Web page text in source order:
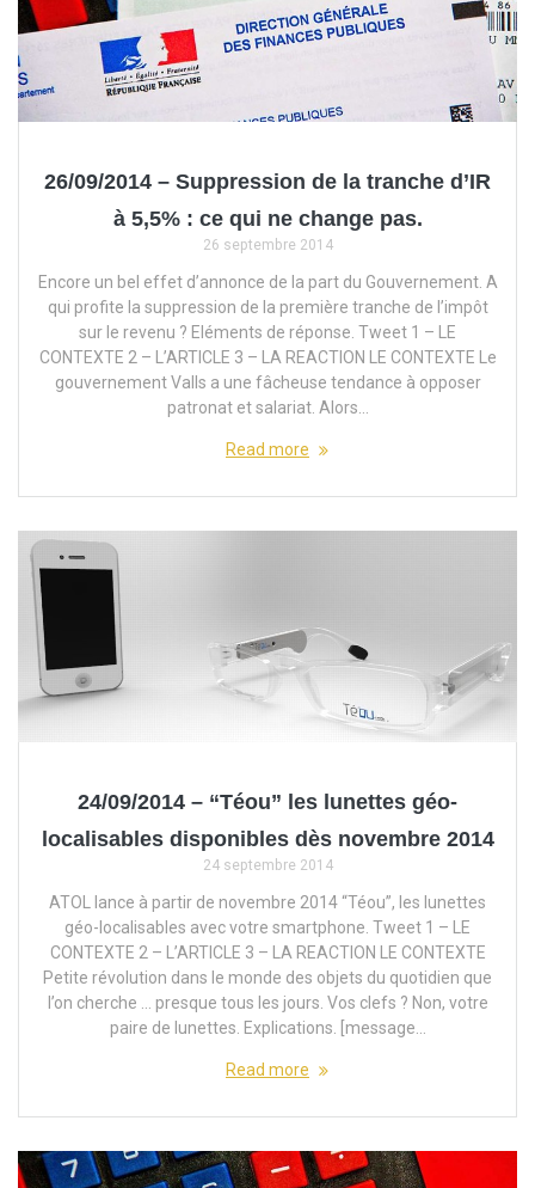
26/09/2014 – Suppression de la tranche d’IR
à 5,5% : ce qui ne change pas.
26 septembre 2014
Encore un bel effet d’annonce de la part du Gouvernement. A
qui profite la suppression de la première tranche de l’impôt
sur le revenu ? Eléments de réponse. Tweet 1 – LE
CONTEXTE 2 – L’ARTICLE 3 – LA REACTION LE CONTEXTE Le
gouvernement Valls a une fâcheuse tendance à opposer
patronat et salariat. Alors…
Read more
24/09/2014 – “Téou” les lunettes géo-
localisables disponibles dès novembre 2014
24 septembre 2014
ATOL lance à partir de novembre 2014 “Téou”, les lunettes
géo-localisables avec votre smartphone. Tweet 1 – LE
CONTEXTE 2 – L’ARTICLE 3 – LA REACTION LE CONTEXTE
Petite révolution dans le monde des objets du quotidien que
l’on cherche … presque tous les jours. Vos clefs ? Non, votre
paire de lunettes. Explications. [message…
Read more